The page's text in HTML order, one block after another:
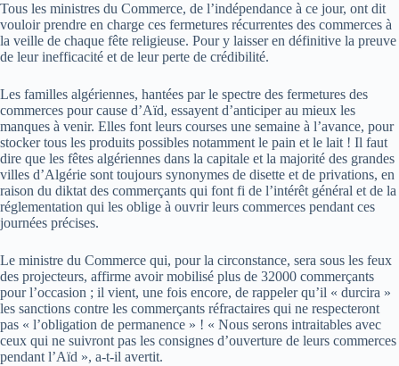
Tous les ministres du Commerce, de l’indépendance à ce jour, ont dit
vouloir prendre en charge ces fermetures récurrentes des commerces à
la veille de chaque fête religieuse. Pour y laisser en définitive la preuve
de leur inefficacité et de leur perte de crédibilité.
Les familles algériennes, hantées par le spectre des fermetures des
commerces pour cause d’Aïd, essayent d’anticiper au mieux les
manques à venir. Elles font leurs courses une semaine à l’avance, pour
stocker tous les produits possibles notamment le pain et le lait ! Il faut
dire que les fêtes algériennes dans la capitale et la majorité des grandes
villes d’Algérie sont toujours synonymes de disette et de privations, en
raison du diktat des commerçants qui font fi de l’intérêt général et de la
réglementation qui les oblige à ouvrir leurs commerces pendant ces
journées précises.
Le ministre du Commerce qui, pour la circonstance, sera sous les feux
des projecteurs, affirme avoir mobilisé plus de 32000 commerçants
pour l’occasion ; il vient, une fois encore, de rappeler qu’il « durcira »
les sanctions contre les commerçants réfractaires qui ne respecteront
pas « l’obligation de permanence » ! « Nous serons intraitables avec
ceux qui ne suivront pas les consignes d’ouverture de leurs commerces
pendant l’Aïd », a-t-il avertit.